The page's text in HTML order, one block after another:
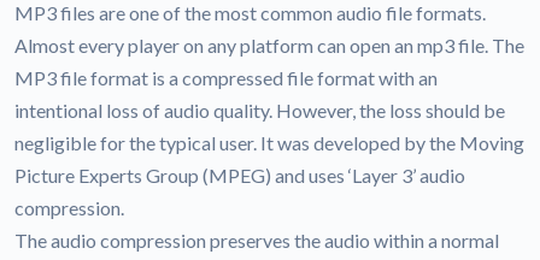
MP3 files are one of the most common audio file formats.
Almost every player on any platform can open an mp3 file. The
MP3 file format is a compressed file format with an
intentional loss of audio quality. However, the loss should be
negligible for the typical user. It was developed by the Moving
Picture Experts Group (MPEG) and uses ‘Layer 3’ audio
compression.
The audio compression preserves the audio within a normal